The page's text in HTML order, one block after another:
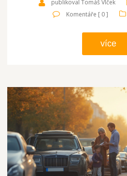
publikoval Tomáš Vlček
Komentáře [ 0 ]
více